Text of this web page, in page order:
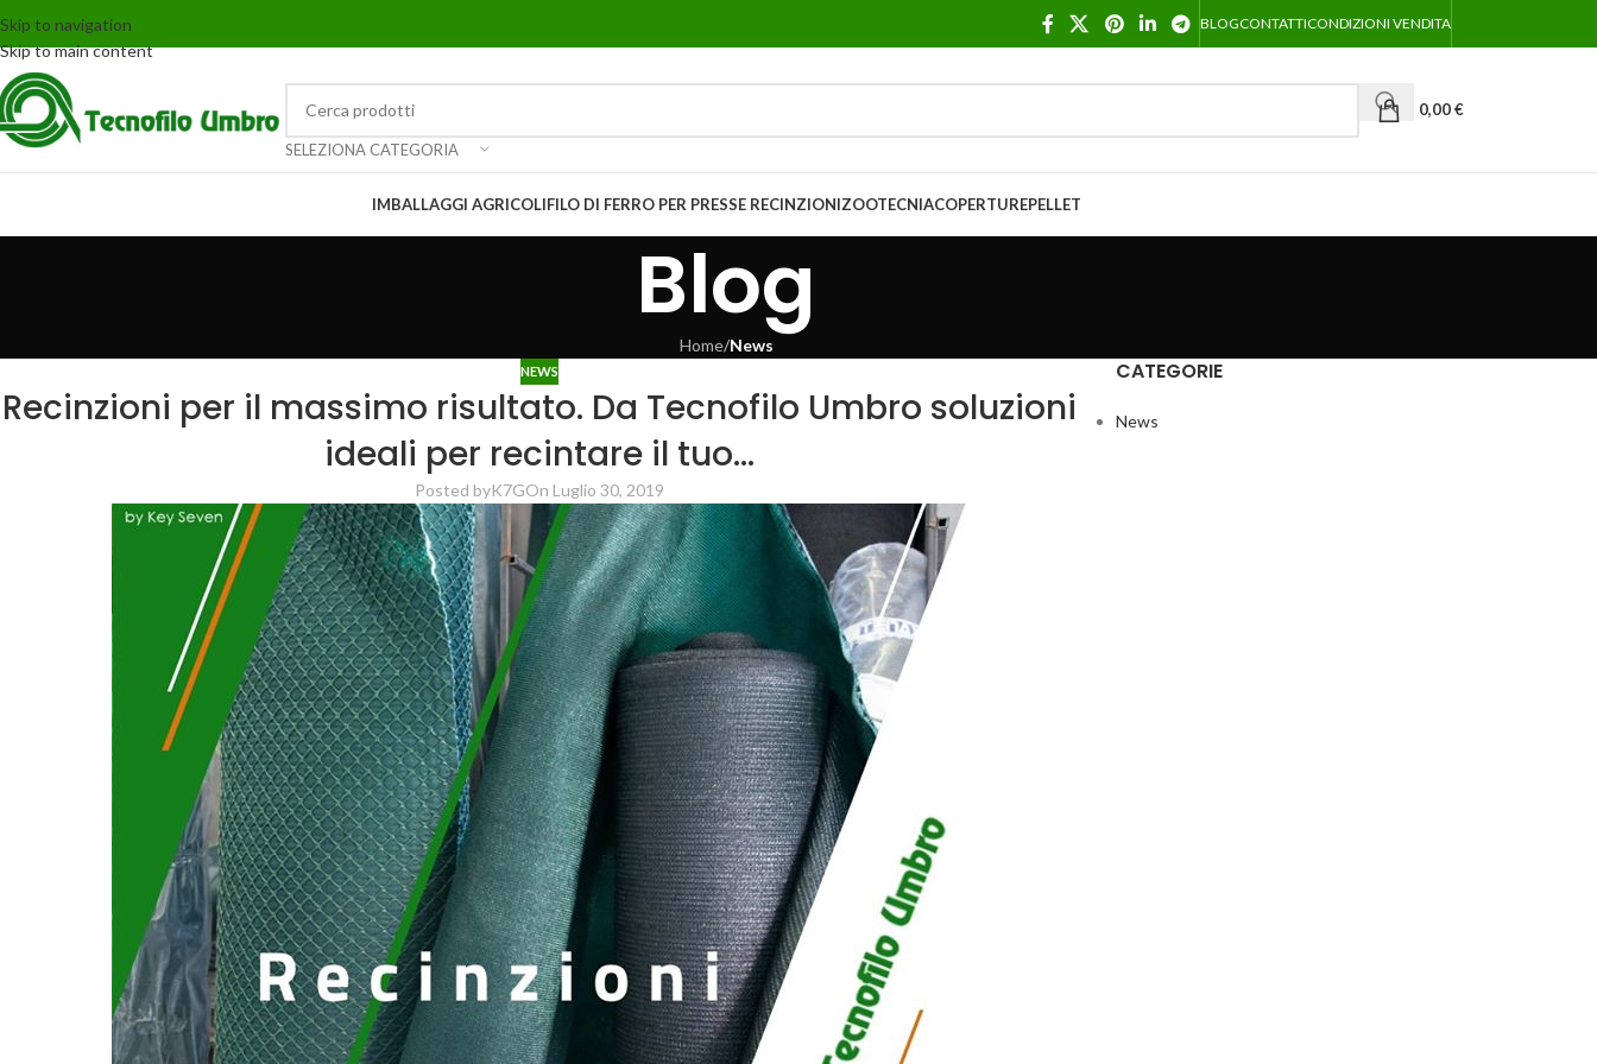
Skip to navigation
Skip to main content
BLOGCONTATTICONDIZIONI VENDITA
SELEZIONA CATEGORIA
0,00€
IMBALLAGGI AGRICOLIFILO DI FERRO PER PRESSE RECINZIONIZOOTECNIACOPERTUREPELLET
Blog
Home/News
NEWS
Recinzioni per il massimo risultato. Da Tecnofilo Umbro soluzioni
ideali per recintare il tuo…
Posted byK7GOn Luglio 30, 2019
CATEGORIE
News